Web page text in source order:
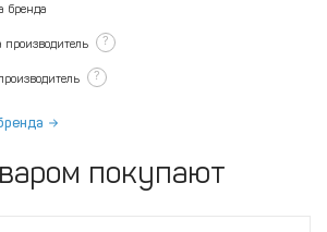
бренда
производитель ?
?
покупают